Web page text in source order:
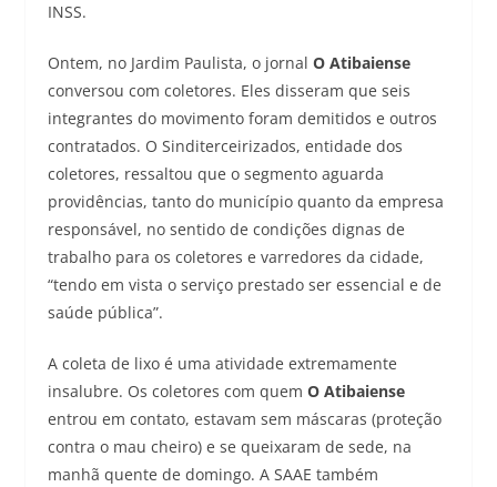
INSS.
Ontem, no Jardim Paulista, o jornal O Atibaiense
conversou com coletores. Eles disseram que seis
integrantes do movimento foram demitidos e outros
contratados. O Sinditerceirizados, entidade dos
coletores, ressaltou que o segmento aguarda
providências, tanto do município quanto da empresa
responsável, no sentido de condições dignas de
trabalho para os coletores e varredores da cidade,
“tendo em vista o serviço prestado ser essencial e de
saúde pública”.
A coleta de lixo é uma atividade extremamente
insalubre. Os coletores com quem O Atibaiense
entrou em contato, estavam sem máscaras (proteção
contra o mau cheiro) e se queixaram de sede, na
manhã quente de domingo. A SAAE também